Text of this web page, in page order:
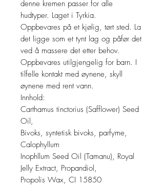
denne kremen passer for alle
hudtyper. Laget i Tyrkia.
Oppbevares på et kjølig, tørt sted. La
det ligge som et tynt lag og påfør det
ved å massere det etter behov.
Oppbevares utilgjengelig for barn. I
tilfelle kontakt med øynene, skyll
øynene med rent vann.
Innhold:
Carthamus tinctorius (Safflower) Seed
Oil,
Bivoks, syntetisk bivoks, parfyme,
Calophyllum
Inophllum Seed Oil (Tamanu), Royal
Jelly Extract, Propandiol,
Propolis Wax, CI 15850